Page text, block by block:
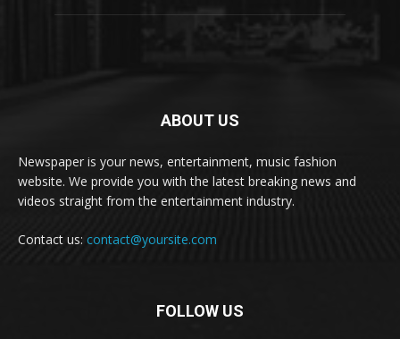
ABOUT US
Newspaper is your news, entertainment, music fashion
website. We provide you with the latest breaking news and
videos straight from the entertainment industry.
Contact us: contact@yoursite.com
FOLLOW US